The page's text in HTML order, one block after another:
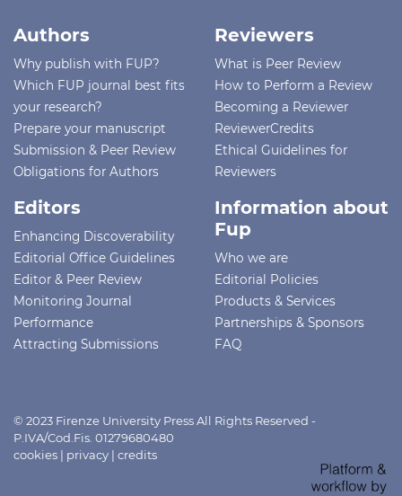
Authors
Why publish with FUP?
Which FUP journal best fits
your research?
Prepare your manuscript
Submission & Peer Review
Obligations for Authors
Reviewers
What is Peer Review
How to Perform a Review
Becoming a Reviewer
ReviewerCredits
Ethical Guidelines for
Reviewers
Editors
Enhancing Discoverability
Editorial Office Guidelines
Editor & Peer Review
Monitoring Journal
Performance
Attracting Submissions
Information about
Fup
Who we are
Editorial Policies
Products & Services
Partnerships & Sponsors
FAQ
© 2023 Firenze University Press All Rights Reserved -
P.IVA/Cod.Fis. 01279680480
cookies | privacy | credits